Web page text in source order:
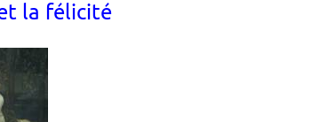
et la félicité